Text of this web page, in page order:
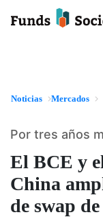
Noticias Mercados
El BCE y
China
de swap
Por tres años